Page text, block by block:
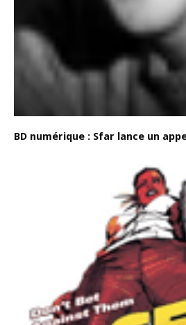
BD numérique : Sfar lance un